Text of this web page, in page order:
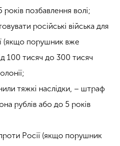
років позбавлення волі;
російські війська для
(якщо порушник вже
100 тисяч до 300 тисяч
тяжкі наслідки, – штраф
рублів або до 5 років
Росії (якщо порушник